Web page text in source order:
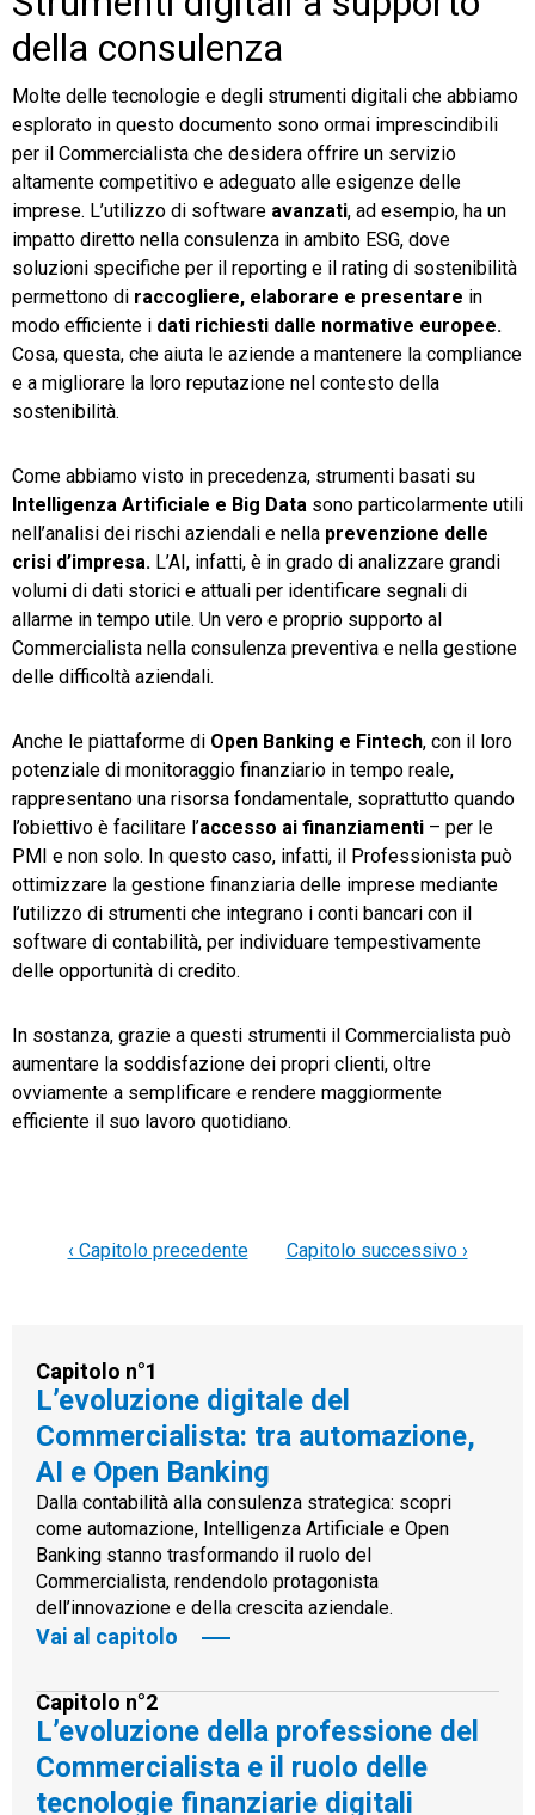
della consulenza
Molte delle tecnologie e degli strumenti digitali che abbiamo
esplorato in questo documento sono ormai imprescindibili
per il Commercialista che desidera offrire un servizio
altamente competitivo e adeguato alle esigenze delle
imprese. L’utilizzo di software avanzati, ad esempio, ha un
impatto diretto nella consulenza in ambito ESG, dove
soluzioni specifiche per il reporting e il rating di sostenibilità
permettono di raccogliere, elaborare e presentare in
modo efficiente i dati richiesti dalle normative europee.
Cosa, questa, che aiuta le aziende a mantenere la compliance
e a migliorare la loro reputazione nel contesto della
sostenibilità.
Come abbiamo visto in precedenza, strumenti basati su
Intelligenza Artificiale e Big Data sono particolarmente utili
nell’analisi dei rischi aziendali e nella prevenzione delle
crisi d’impresa. L’AI, infatti, è in grado di analizzare grandi
volumi di dati storici e attuali per identificare segnali di
allarme in tempo utile. Un vero e proprio supporto al
Commercialista nella consulenza preventiva e nella gestione
delle difficoltà aziendali.
Anche le piattaforme di Open Banking e Fintech, con il loro
potenziale di monitoraggio finanziario in tempo reale,
rappresentano una risorsa fondamentale, soprattutto quando
l’obiettivo è facilitare l’accesso ai finanziamenti – per le
PMI e non solo. In questo caso, infatti, il Professionista può
ottimizzare la gestione finanziaria delle imprese mediante
l’utilizzo di strumenti che integrano i conti bancari con il
software di contabilità, per individuare tempestivamente
delle opportunità di credito.
In sostanza, grazie a questi strumenti il Commercialista può
aumentare la soddisfazione dei propri clienti, oltre
ovviamente a semplificare e rendere maggiormente
efficiente il suo lavoro quotidiano.
‹ Capitolo precedente Capitolo successivo ›
Capitolo n°1
L’evoluzione digitale del
Commercialista: tra automazione,
AI e Open Banking
Dalla contabilità alla consulenza strategica: scopri
come automazione, Intelligenza Artificiale e Open
Banking stanno trasformando il ruolo del
Commercialista, rendendolo protagonista
dell’innovazione e della crescita aziendale.
Vai al capitolo
Capitolo n°2
L’evoluzione della professione del
Commercialista e il ruolo delle
tecnologie finanziarie digitali